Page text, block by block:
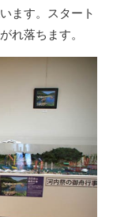
ます。スタート
れ落ちます。